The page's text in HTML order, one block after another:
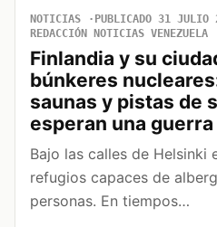
NOTICIAS PUBLICADO 31 JULIO
REDACCIÓN NOTICIAS VENEZUELA
Finlandia y su
búnkeres
saunas y pistas de
esperan una guerra
Bajo las calles de Helsinki
refugios capaces de
personas. En tiempos…